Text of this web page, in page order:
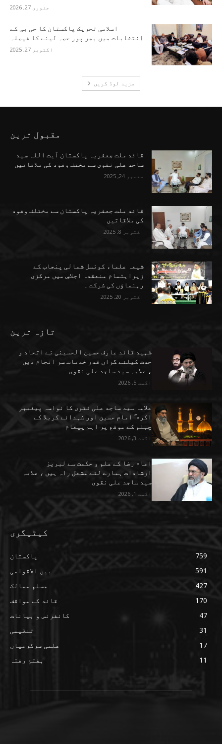
جنوری 27, 2026
اسلامی تحریک پاکستان کا جی بی کے
انتخابات میں بھر پور حصہ لینے کا فیصلہ
اکتوبر 27, 2025
مزید لوڈ کریں
مقبول ترین
قائد ملت جعفریہ پاکستان آیت اللہ سید
ساجد علی نقوی سے مختف وفود کی ملاقاتیں
ستمبر 24, 2025
قائد ملت جعفریہ پاکستان سے مختلف وفود
کی ملاقاتیں
اکتوبر 8, 2025
شیعہ علماء کونسل شمالی پنجاب کے
زیراہتمام منعقدہ اجلاسِ میں مرکزی
رہنماؤں کی شرکت ۔
اکتوبر 20, 2025
تازہ ترین
شہید قائد عارف حسین الحسینی نے اتحاد و
حدت کیلئے گراں قدر خدمات سر انجام دیں
، علامہ سید ساجد علی نقوی
اگست 5, 2026
علامہ سید ساجد علی نقوی کا نواسہ پیغمبر
اکرم ۖ امام حسین اور شہدائے کربلا کے
چہلم کے موقع پر اہم پیغام
اگست 3, 2026
امام رضا کے علم و حکمت سے لبریز
ارشادات ہمارے لئے مشعل راہ ہیں ، علامہ
سید ساجد علی نقوی
اگست 1, 2026
کیٹیگری
پاکستان
759
بین الاقوامی
591
مسلم ممالک
427
قائد کے مواقف
170
کانفرنس و بیانات
47
تنظیمی
31
علمی سرگرمیاں
17
ہفتۂِ رفتہ
11